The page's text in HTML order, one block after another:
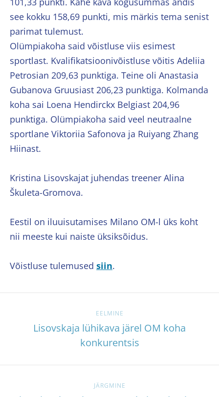
see kokku 158,69 punkti, mis märkis tema senist
parimat tulemust.
Olümpiakoha said võistluse viis esimest
sportlast. Kvalifikatsioonivõistluse võitis Adeliia
Petrosian 209,63 punktiga. Teine oli Anastasia
Gubanova Gruusiast 206,23 punktiga. Kolmanda
koha sai Loena Hendirckx Belgiast 204,96
punktiga. Olümpiakoha said veel neutraalne
sportlane Viktoriia Safonova ja Ruiyang Zhang
Hiinast.
Kristina Lisovskajat juhendas treener Alina
Škuleta-Gromova.
Eestil on iluuisutamises Milano OM-l üks koht
nii meeste kui naiste üksiksõidus.
Võistluse tulemused siin.
EELMINE
Lisovskaja lühikava järel OM koha
konkurentsis
JÄRGMINE